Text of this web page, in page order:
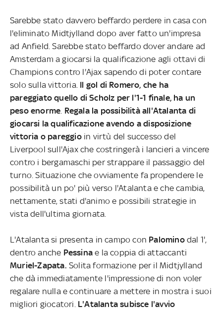
Sarebbe stato davvero beffardo perdere in casa con
l'eliminato Midtjylland dopo aver fatto un'impresa
ad Anfield. Sarebbe stato beffardo dover andare ad
Amsterdam a giocarsi la qualificazione agli ottavi di
Champions contro l'Ajax sapendo di poter contare
solo sulla vittoria. Il gol di Romero, che ha
pareggiato quello di Scholz per l'1-1 finale, ha un
peso enorme Regala la possibilità all'Atalanta di
giocarsi la qualificazione avendo a disposizione
vittoria o pareggioin virtù del successo del
Liverpool sull'Ajax che costringerà i lancieri a vincere
contro i bergamaschi per strappare il passaggio del
turno. Situazione che ovviamente fa propendere le
possibilità un po' più verso l'Atalanta e che cambia,
nettamente, stati d'animo e possibili strategie in
vista dell'ultima giornata.
L'Atalanta si presenta in campo con Palominodal 1',
dentro anche Pessinae la coppia di attaccanti
Muriel-Zapata. Solita formazione per il Midtjylland
che dà immediatamente l'impressione di non voler
regalare nulla e continuare a mettere in mostra i suoi
migliori giocatori. L'Atalanta subisce l'avvio